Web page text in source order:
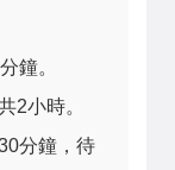
鐘。
2小時。
分鐘，待